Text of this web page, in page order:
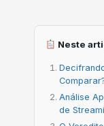
Neste
Análise
de